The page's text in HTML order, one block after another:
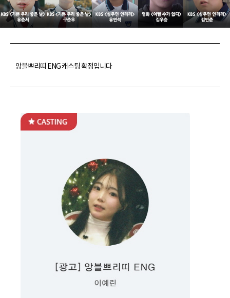
앙블쁘리띠 ENG 캐스팅 확정입니다